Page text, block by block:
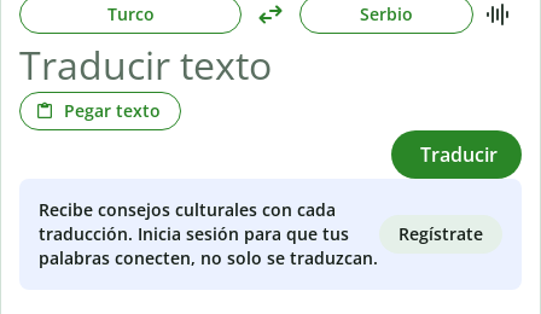
Turco Serbio
Pegar texto
Traducir
Recibe consejos culturales con cada
traducción. Inicia sesión para que tus
palabras conecten, no solo se traduzcan.
Regístrate